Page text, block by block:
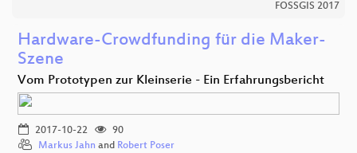
FOSSGIS 2017
Hardware-Crowdfunding für die Maker-
Szene
Vom Prototypen zur Kleinserie - Ein Erfahrungsbericht
2017-10-22
90
Markus Jahn and Robert Poser